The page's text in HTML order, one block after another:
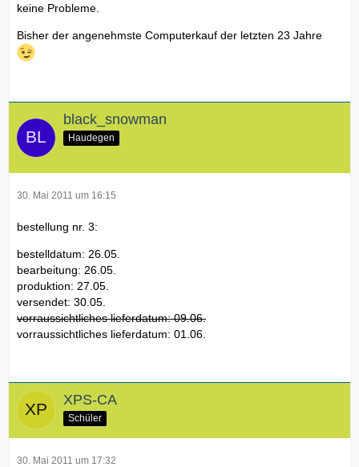
keine Probleme.
Bisher der angenehmste Computerkauf der letzten 23 Jahre
black_snowman
Haudegen
30. Mai 2011 um 16:15
bestellung nr. 3:
bestelldatum: 26.05.
bearbeitung: 26.05.
produktion: 27.05.
versendet: 30.05.
vorraussichtliches lieferdatum: 09.06.
vorraussichtliches lieferdatum: 01.06.
XPS-CA
Schüler
30. Mai 2011 um 17:32